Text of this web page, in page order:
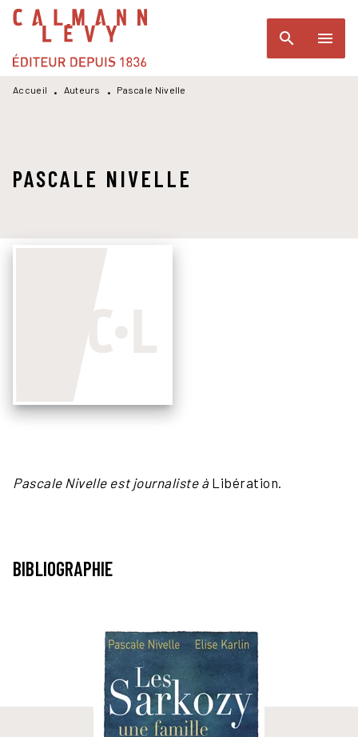
MENU RECHERCHE
PIED DE PAGE
search menu
Accueil • Auteurs • Pascale Nivelle
PASCALE NIVELLE
Pascale Nivelle est journaliste à Libération.
BIBLIOGRAPHIE